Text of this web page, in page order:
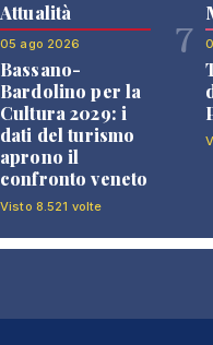
Attualità
05 ago 2026
Bassano-
Bardolino per la
Cultura 2029: i
dati del turismo
aprono il
confronto veneto
Visto 8.521 volte
7